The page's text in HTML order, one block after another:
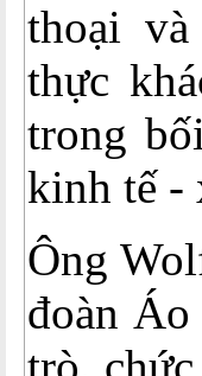
thoại
thực
trong
kinh tế -
Ông
đoàn